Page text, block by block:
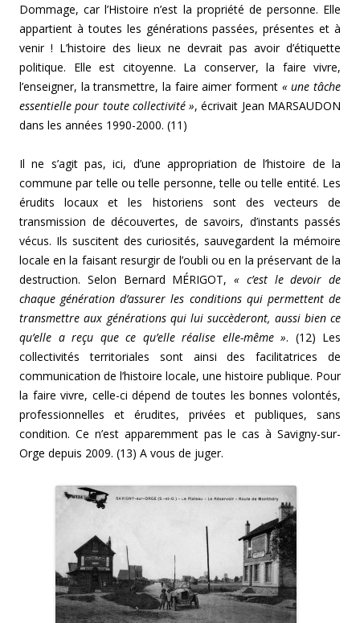
Dommage, car l’Histoire n’est la propriété de personne. Elle
appartient à toutes les générations passées, présentes et à
venir ! L’histoire des lieux ne devrait pas avoir d’étiquette
politique. Elle est citoyenne. La conserver, la faire vivre,
l’enseigner, la transmettre, la faire aimer forment « une tâche
essentielle pour toute collectivité », écrivait Jean MARSAUDON
dans les années 1990-2000. (11)
Il ne s’agit pas, ici, d’une appropriation de l’histoire de la
commune par telle ou telle personne, telle ou telle entité. Les
érudits locaux et les historiens sont des vecteurs de
transmission de découvertes, de savoirs, d’instants passés
vécus. Ils suscitent des curiosités, sauvegardent la mémoire
locale en la faisant resurgir de l’oubli ou en la préservant de la
destruction. Selon Bernard MÉRIGOT, « c’est le devoir de
chaque génération d’assurer les conditions qui permettent de
transmettre aux générations qui lui succèderont, aussi bien ce
qu’elle a reçu que ce qu’elle réalise elle-même ». (12) Les
collectivités territoriales sont ainsi des facilitatrices de
communication de l’histoire locale, une histoire publique. Pour
la faire vivre, celle-ci dépend de toutes les bonnes volontés,
professionnelles et érudites, privées et publiques, sans
condition. Ce n’est apparemment pas le cas à Savigny-sur-
Orge depuis 2009. (13) A vous de juger.